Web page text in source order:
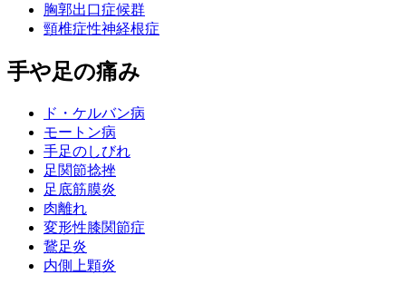
胸郭出口症候群
頸椎症性神経根症
手や足の痛み
ド・ケルバン病
モートン病
手足のしびれ
足関節捻挫
足底筋膜炎
肉離れ
変形性膝関節症
鵞足炎
内側上顆炎